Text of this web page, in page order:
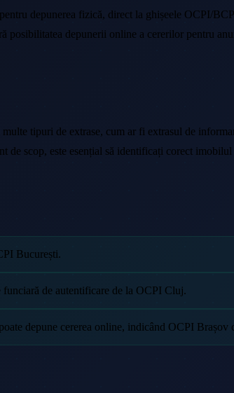
depunerea fizică, direct la ghișeele OCPI/
depunerii online a cererilor pentru
tipuri de extrase, cum ar fi extrasul de
scop, este esențial să identificați corect
București.
de autentificare de la OCPI Cluj.
depune cererea online, indicând OCPI Brașov